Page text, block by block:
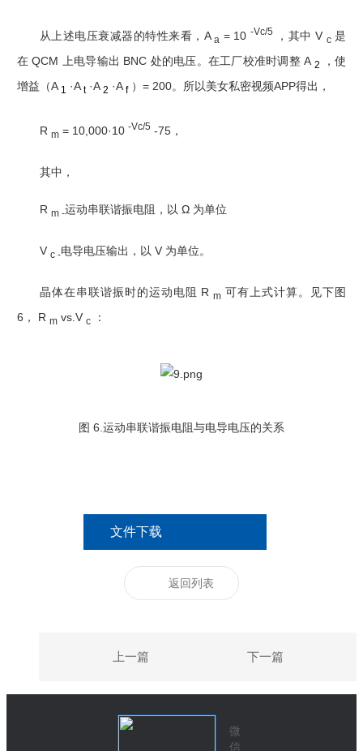
从上述电压衰减器的特性来看，Aa = 10 -Vc/5 ，其中 V c是
在 QCM 上电导输出 BNC 处的电压。 在工厂校准时调整 A 2
，使
增益（A 1 ·A t·A 2 ·A f）= 200。所以美女私密视频APP得出，
R m= 10,000·10 -Vc/5 -75，
其中，
R m -运动串联谐振电阻，以 Ω 为单位
V c -电导电压输出，以 V 为单位。
晶体在串联谐振时的运动电阻 Rm 可有上式计算。见下图
6， R m vs.V c：
图 6.运动串联谐振电阻与电导电压的关系
文件下载
返回列表
上一篇 下一篇
微
信